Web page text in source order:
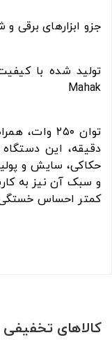
جزو ابزارهای برقی
تولید شده با
Mahak
دقیقه، این دستگاه
حکاکی، سایش و
و سبک آن نیز به
کمتر احساس
کالاهای تخفیفی